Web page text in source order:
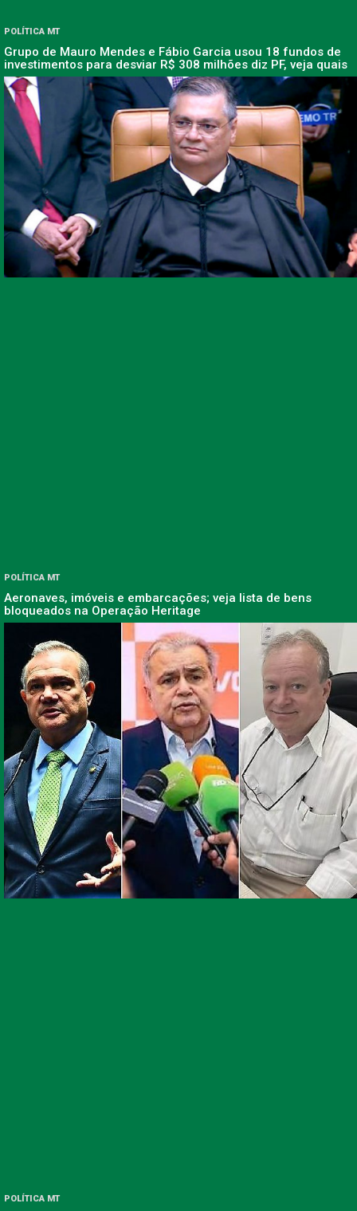
POLÍTICA MT
Grupo de Mauro Mendes e Fábio Garcia usou 18 fundos de
investimentos para desviar R$ 308 milhões diz PF, veja quais
POLÍTICA MT
Aeronaves, imóveis e embarcações; veja lista de bens
bloqueados na Operação Heritage
POLÍTICA MT